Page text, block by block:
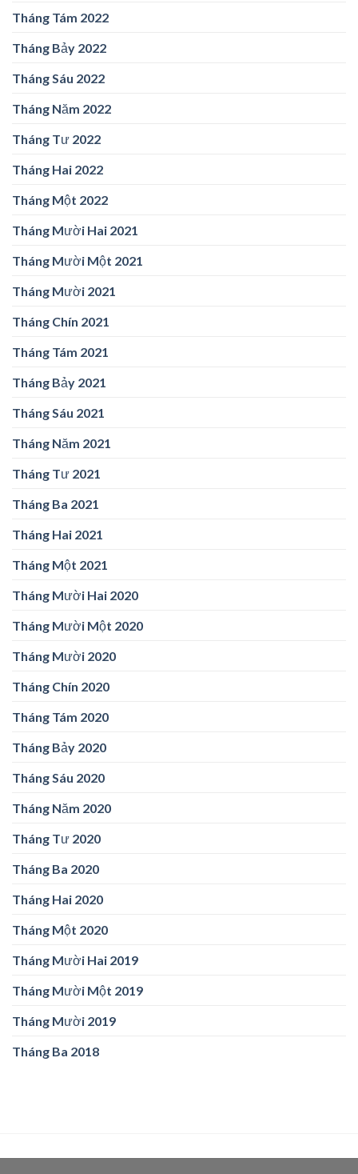
Tháng Tám 2022
Tháng Bảy 2022
Tháng Sáu 2022
Tháng Năm 2022
Tháng Tư 2022
Tháng Hai 2022
Tháng Một 2022
Tháng Mười Hai 2021
Tháng Mười Một 2021
Tháng Mười 2021
Tháng Chín 2021
Tháng Tám 2021
Tháng Bảy 2021
Tháng Sáu 2021
Tháng Năm 2021
Tháng Tư 2021
Tháng Ba 2021
Tháng Hai 2021
Tháng Một 2021
Tháng Mười Hai 2020
Tháng Mười Một 2020
Tháng Mười 2020
Tháng Chín 2020
Tháng Tám 2020
Tháng Bảy 2020
Tháng Sáu 2020
Tháng Năm 2020
Tháng Tư 2020
Tháng Ba 2020
Tháng Hai 2020
Tháng Một 2020
Tháng Mười Hai 2019
Tháng Mười Một 2019
Tháng Mười 2019
Tháng Ba 2018